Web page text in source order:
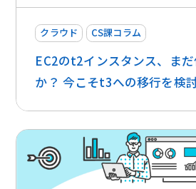
クラウド CS課コラム
EC2のt2インスタンス、ま
か？ 今こそt3への移行を検